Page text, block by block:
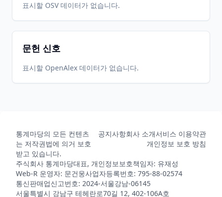
표시할 OSV 데이터가 없습니다.
문헌 신호
표시할 OpenAlex 데이터가 없습니다.
통계마당의 모든 컨텐츠
는 저작권법에 의거 보호
받고 있습니다.
공지사항회사 소개서비스 이용약관
개인정보 보호 방침
주식회사 통계마당대표, 개인정보보호책임자: 유재성
Web-R 운영자: 문건웅사업자등록번호: 795-88-02574
통신판매업신고번호: 2024-서울강남-06145
서울특별시 강남구 테헤란로70길 12, 402-106A호